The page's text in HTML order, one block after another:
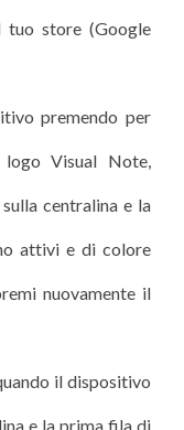
tuo store (Google
premendo per
Visual Note,
centralina e la
attivi e di colore
nuovamente il
il dispositivo
e la prima fila di